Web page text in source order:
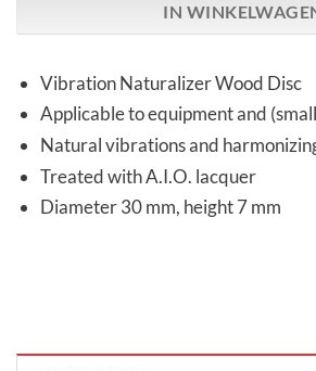
IN
Vibration Naturalizer Wood Disc
Applicable to equipment and
Natural vibrations and
Treated with A.I.O. lacquer
Diameter 30 mm, height 7 mm